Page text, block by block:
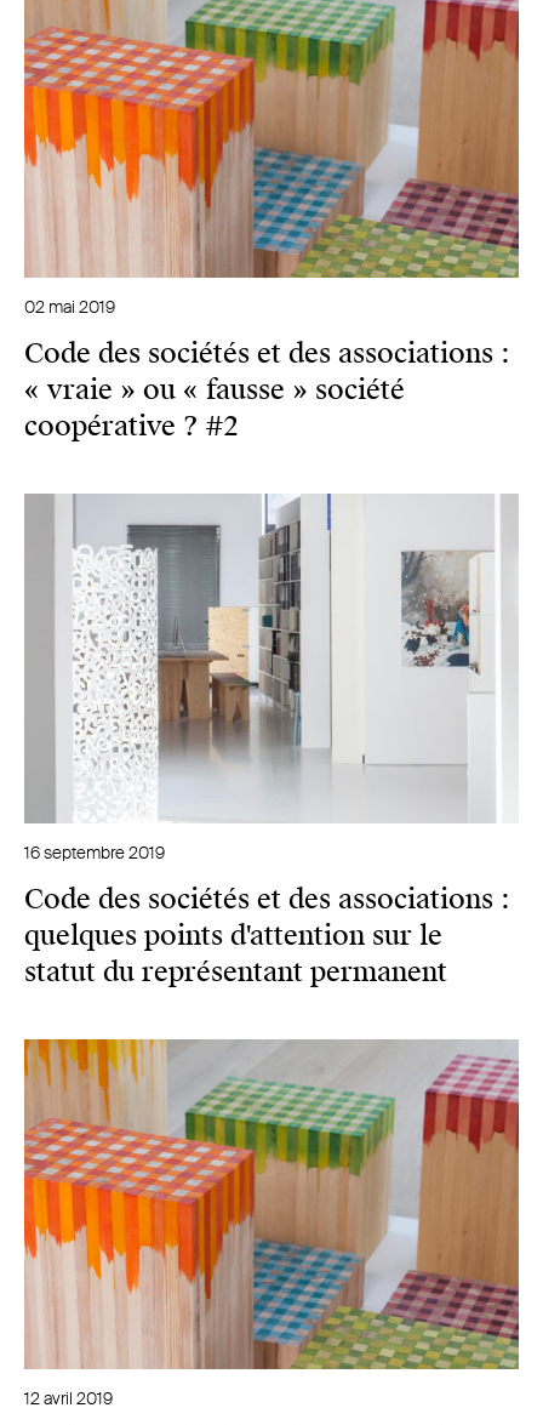
02 mai 2019
Code des sociétés et des associations :
« vraie » ou « fausse » société
coopérative ? #2
16 septembre 2019
Code des sociétés et des associations :
quelques points d'attention sur le
statut du représentant permanent
12 avril 2019